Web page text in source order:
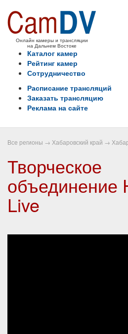
Онлайн камеры и трансляции
на Дальнем Востоке
Каталог камер
Рейтинг камер
Сотрудничество
Расписание трансляций
Заказать трансляцию
Реклама на сайте
Все регионы → Хабаровский край →
Творческое
объединение
Live